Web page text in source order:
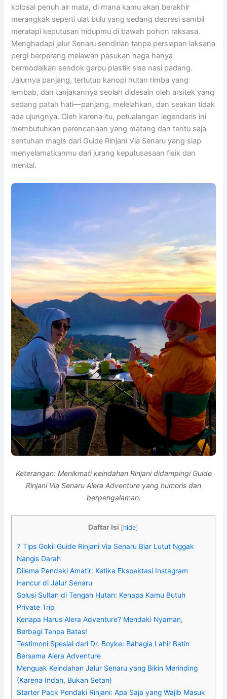
kolosal penuh air mata, di mana kamu akan berakhir
merangkak seperti ulat bulu yang sedang depresi sambil
meratapi keputusan hidupmu di bawah pohon raksasa.
Menghadapi jalur Senaru sendirian tanpa persiapan laksana
pergi berperang melawan pasukan naga hanya
bermodalkan sendok garpu plastik sisa nasi padang.
Jalurnya panjang, tertutup kanopi hutan rimba yang
lembab, dan tanjakannya seolah didesain oleh arsitek yang
sedang patah hati—panjang, melelahkan, dan seakan tidak
ada ujungnya. Oleh karena itu, petualangan legendaris ini
membutuhkan perencanaan yang matang dan tentu saja
sentuhan magis dari Guide Rinjani Via Senaru yang siap
menyelamatkanmu dari jurang keputusasaan fisik dan
mental.
Keterangan: Menikmati keindahan Rinjani didampingi Guide
Rinjani Via Senaru Alera Adventure yang humoris dan
berpengalaman.
Daftar Isi [hide]
7 Tips Gokil Guide Rinjani Via Senaru Biar Lutut Nggak
Nangis Darah
Dilema Pendaki Amatir: Ketika Ekspektasi Instagram
Hancur di Jalur Senaru
Solusi Sultan di Tengah Hutan: Kenapa Kamu Butuh
Private Trip
Kenapa Harus Alera Adventure? Mendaki Nyaman,
Berbagi Tanpa Batas!
Testimoni Spesial dari Dr. Boyke: Bahagia Lahir Batin
Bersama Alera Adventure
Menguak Keindahan Jalur Senaru yang Bikin Merinding
(Karena Indah, Bukan Setan)
Starter Pack Pendaki Rinjani: Apa Saja yang Wajib Masuk